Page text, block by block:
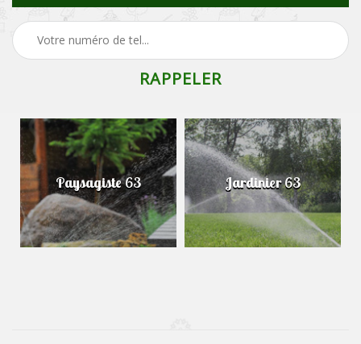
Paysagiste 63 Jardinier 63